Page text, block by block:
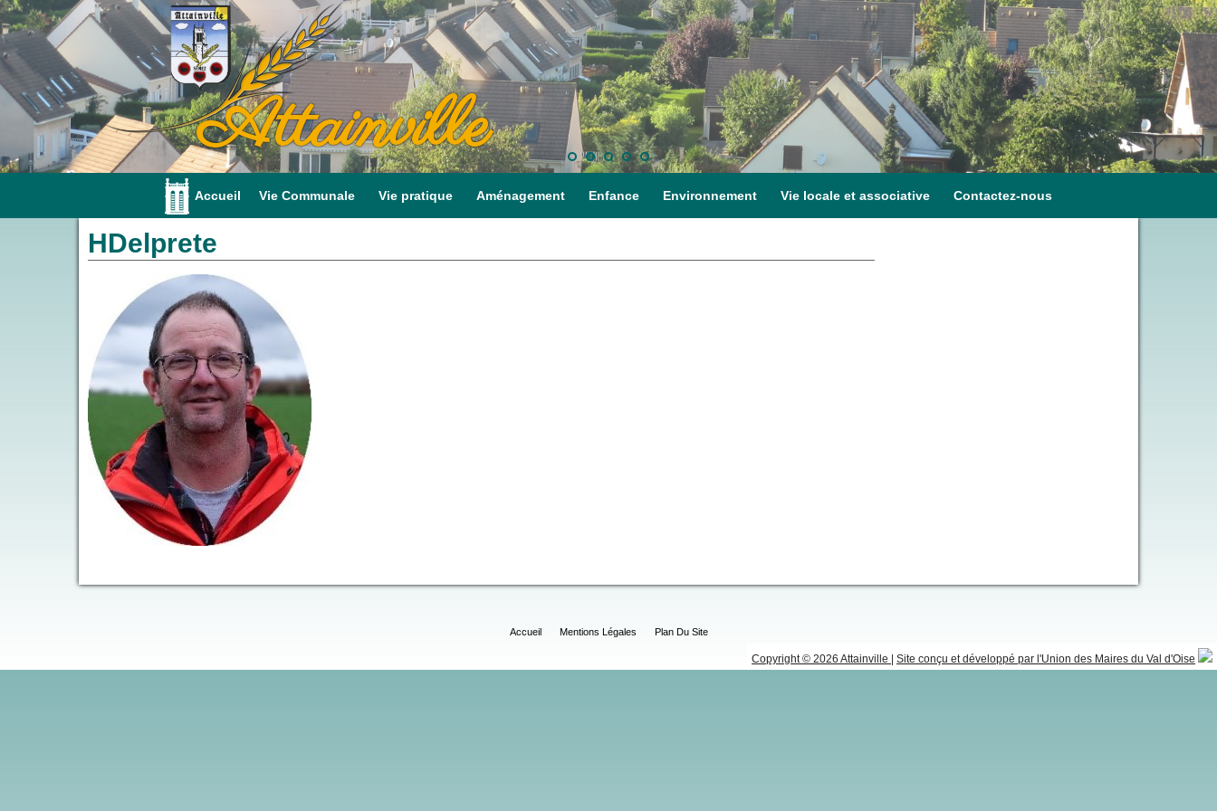
Attainville
Accueil Vie Communale Vie pratique Aménagement Enfance Environnement Vie locale et associative Contactez-nous
HDelprete
Accueil Mentions Légales Plan Du Site
Copyright © 2026 Attainville Site conçu et développé par l'Union des Maires du Val d'Oise